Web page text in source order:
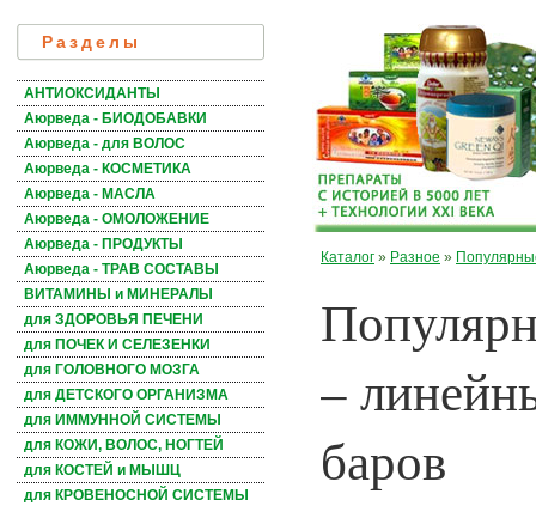
Разделы
АНТИОКСИДАНТЫ
Аюрведа - БИОДОБАВКИ
Аюрведа - для ВОЛОС
Аюрведа - КОСМЕТИКА
Аюрведа - МАСЛА
Аюрведа - ОМОЛОЖЕНИЕ
Аюрведа - ПРОДУКТЫ
Аюрведа - ТРАВ СОСТАВЫ
ВИТАМИНЫ и МИНЕРАЛЫ
для ЗДОРОВЬЯ ПЕЧЕНИ
для ПОЧЕК И СЕЛЕЗЕНКИ
для ГОЛОВНОГО МОЗГА
для ДЕТСКОГО ОРГАНИЗМА
для ИММУННОЙ СИСТЕМЫ
для КОЖИ, ВОЛОС, НОГТЕЙ
для КОСТЕЙ и МЫШЦ
для КРОВЕНОСНОЙ СИСТЕМЫ
Каталог » Разное »
–
баров